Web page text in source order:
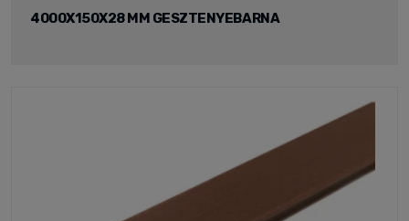
4000X150X28 MM GESZTENYEBARNA